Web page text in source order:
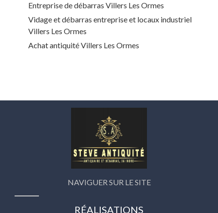
Entreprise de débarras Villers Les Ormes
Vidage et débarras entreprise et locaux industriel
Villers Les Ormes
Achat antiquité Villers Les Ormes
NAVIGUER SUR LE SITE
RÉALISATIONS